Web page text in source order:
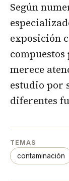
Según
exposición
compuestos
merece
estudio por
diferentes
TEMAS
contaminación